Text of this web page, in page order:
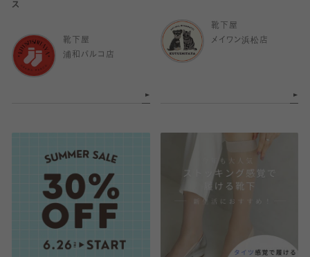
ス
靴下屋
浦和パルコ店
靴下屋
メイワン浜松店